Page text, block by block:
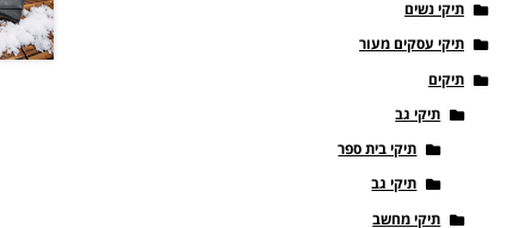
תיקי נשים
תיקי עסקים מעור
תיקים
תיקי גב
תיקי בית ספר
תיקי גב
תיקי מחשב